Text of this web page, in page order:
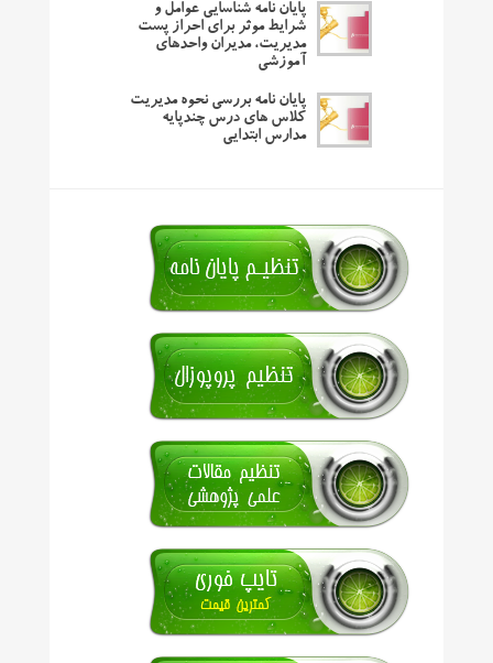
پایان نامه شناسایی عوامل و
شرایط موثر برای احراز پست
مدیریت، مدیران واحدهای
آموزشی
پایان نامه بررسی نحوه مدیریت
کلاس های درس چندپایه
مدارس ابتدایی